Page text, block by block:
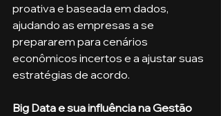
proativa e baseada em dados,
ajudando as empresas a se
prepararem para cenários
econômicos incertos e a ajustar suas
estratégias de acordo.
Big Data e sua influência na Gestão